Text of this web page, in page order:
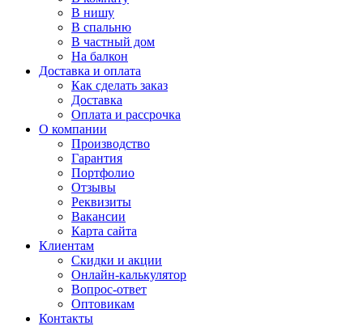
В нишу
В спальню
В частный дом
На балкон
Доставка и оплата
Как сделать заказ
Доставка
Оплата и рассрочка
О компании
Производство
Гарантия
Портфолио
Отзывы
Реквизиты
Вакансии
Карта сайта
Клиентам
Скидки и акции
Онлайн-калькулятор
Вопрос-ответ
Оптовикам
Контакты